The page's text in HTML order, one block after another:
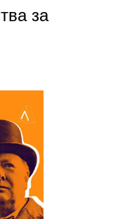
за